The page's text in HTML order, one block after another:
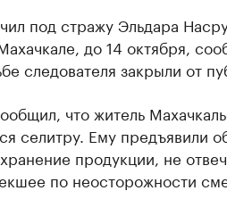
под стражу Эльдара
до 14 октября,
следователя закрыли от
что житель
селитру. Ему предъявили
продукции, не
по неосторожности